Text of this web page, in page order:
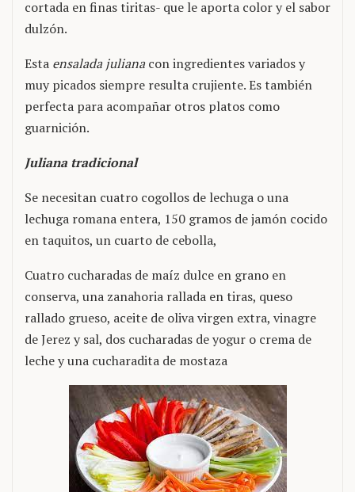
cortada en finas tiritas- que le aporta color y el sabor
dulzón.
Esta ensalada julianacon ingredientes variados y
muy picados siempre resulta crujiente. Es también
perfecta para acompañar otros platos como
guarnición.
Juliana tradicional
Se necesitan cuatro cogollos de lechuga o una
lechuga romana entera, 150 gramos de jamón cocido
en taquitos, un cuarto de cebolla,
Cuatro cucharadas de maíz dulce en grano en
conserva, una zanahoria rallada en tiras, queso
rallado grueso, aceite de oliva virgen extra, vinagre
de Jerez y sal, dos cucharadas de yogur o crema de
leche y una cucharadita de mostaza